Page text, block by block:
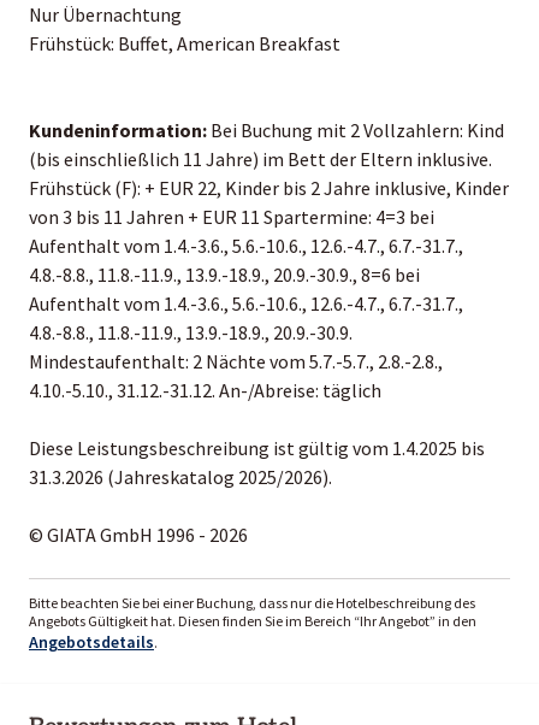
Nur Übernachtung
Frühstück: Buffet, American Breakfast
Kundeninformation: Bei Buchung mit 2 Vollzahlern: Kind
(bis einschließlich 11 Jahre) im Bett der Eltern inklusive.
Frühstück (F): + EUR 22, Kinder bis 2 Jahre inklusive, Kinder
von 3 bis 11 Jahren + EUR 11 Spartermine: 4=3 bei
Aufenthalt vom 1.4.-3.6., 5.6.-10.6., 12.6.-4.7., 6.7.-31.7.,
4.8.-8.8., 11.8.-11.9., 13.9.-18.9., 20.9.-30.9., 8=6 bei
Aufenthalt vom 1.4.-3.6., 5.6.-10.6., 12.6.-4.7., 6.7.-31.7.,
4.8.-8.8., 11.8.-11.9., 13.9.-18.9., 20.9.-30.9.
Mindestaufenthalt: 2 Nächte vom 5.7.-5.7., 2.8.-2.8.,
4.10.-5.10., 31.12.-31.12. An-/Abreise: täglich
Diese Leistungsbeschreibung ist gültig vom 1.4.2025 bis
31.3.2026 (Jahreskatalog 2025/2026).
© GIATA GmbH 1996 - 2026
Bitte beachten Sie bei einer Buchung, dass nur die Hotelbeschreibung des
Angebots Gültigkeit hat. Diesen finden Sie im Bereich “Ihr Angebot” in den
Angebotsdetails.